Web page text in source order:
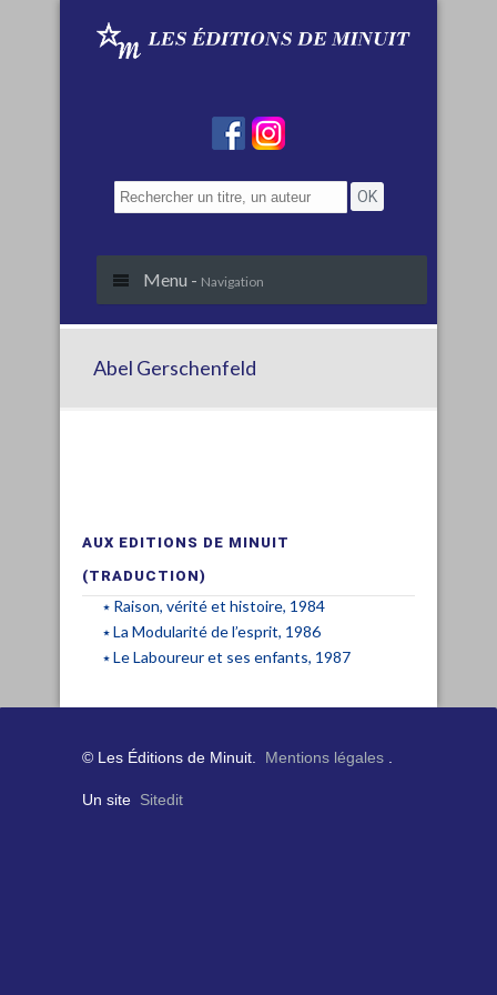
Menu - Navigation
Abel Gerschenfeld
AUX EDITIONS DE MINUIT
(TRADUCTION)
Raison, vérité et histoire, 1984
La Modularité de l’esprit, 1986
Le Laboureur et ses enfants, 1987
© Les Éditions de Minuit. Mentions légales
Un site Sitedit